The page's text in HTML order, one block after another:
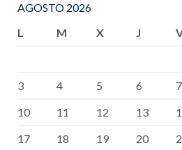
AGOSTO 2026
L
M X J
3
4 5 6 7
10
11 12 13
17
18 19 20